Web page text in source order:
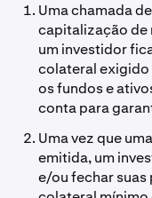
Uma chamada
capitalização de
um investidor
colateral exigido
os fundos e
conta para
Uma vez que
emitida, um
e/ou fechar suas